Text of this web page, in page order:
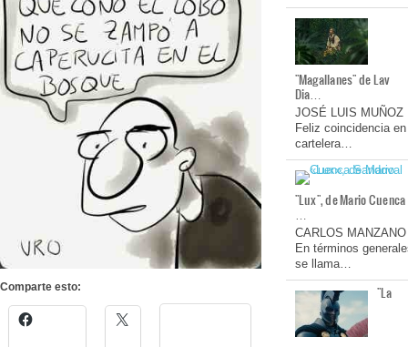
Comparte esto:
"Magallanes" de Lav
Dia…
JOSÉ LUIS MUÑOZ
Feliz coincidencia en
cartelera…
"Lux", de Mario Cuenca
…
CARLOS MANZANO
En términos
se llama…
"La